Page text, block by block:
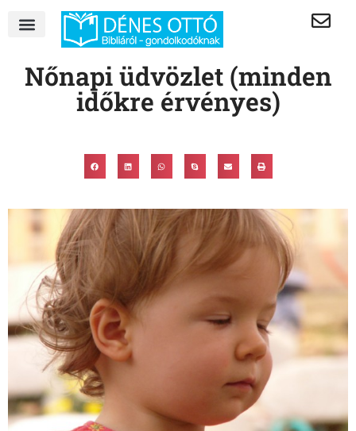
Nőnapi üdvözlet (minden
időkre érvényes)